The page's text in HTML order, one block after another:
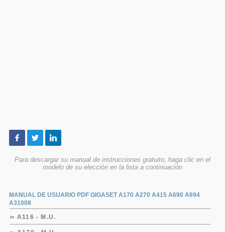
Para descargar su manual de instrucciones gratuito, haga clic en el
modelo de su elección en la lista a continuación
MANUAL DE USUARIO PDF GIGASET A170 A270 A415 A690 A694
A31008
A116 - M.U.